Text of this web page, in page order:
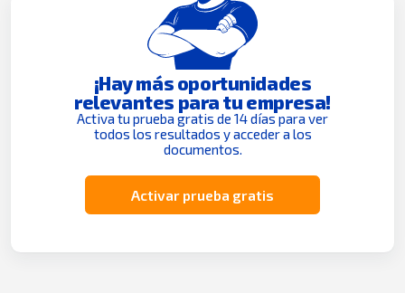
¡Hay más oportunidades
relevantes para tu empresa!
Activa tu prueba gratis de 14 días para ver
todos los resultados y acceder a los
documentos.
Activar prueba gratis